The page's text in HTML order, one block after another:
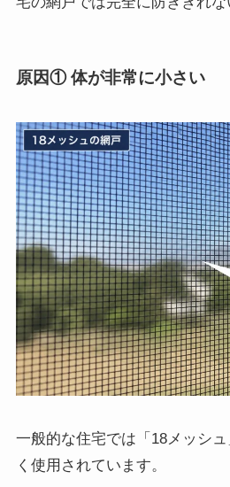
原因① 体が非常に小さい
一般的な住宅では「18メッシ
く使用されています。